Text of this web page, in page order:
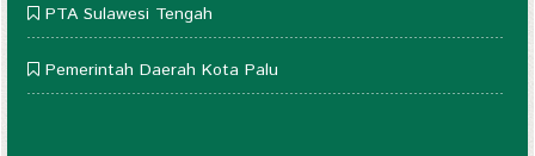
PTA Sulawesi Tengah
Pemerintah Daerah Kota Palu